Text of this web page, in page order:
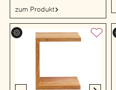
zum Produkt